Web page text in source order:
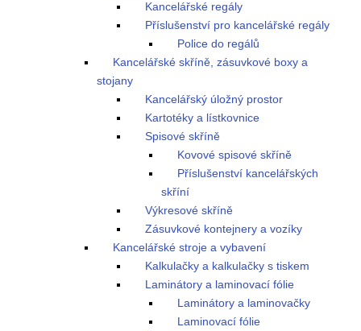
Kancelářské regály
Příslušenství pro kancelářské regály
Police do regálů
Kancelářské skříně, zásuvkové boxy a
stojany
Kancelářský úložný prostor
Kartotéky a lístkovnice
Spisové skříně
Kovové spisové skříně
Příslušenství kancelářských
skříní
Výkresové skříně
Zásuvkové kontejnery a vozíky
Kancelářské stroje a vybavení
Kalkulačky a kalkulačky s tiskem
Laminátory a laminovací fólie
Laminátory a laminovačky
Laminovací fólie